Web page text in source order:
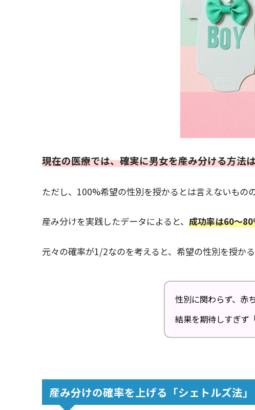
現在の医療では、確実に男女を産み分ける方法
ただし、100%希望の性別を授かるとは言えないもの
産み分けを実践したデータによると、 成功率は60～
元々の確率が1/2なのを考えると、希望の性別を授か
性別に関わらず、赤
結果を期待しすぎず
産み分けの確率を上げる「シェトルズ法」